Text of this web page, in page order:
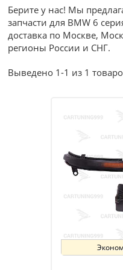
Берите у нас! Мы
запчасти для BMW 6
доставка по Москве,
регионы России и СНГ.
Выведено 1-1 из 1